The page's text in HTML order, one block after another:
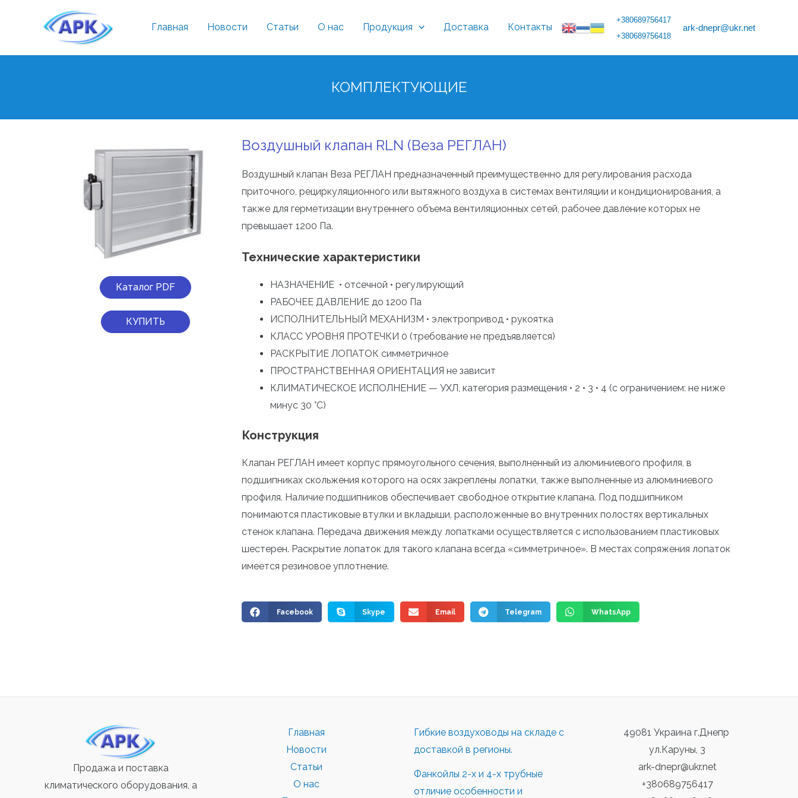
Главная Новости Статьи О нас Продукция Доставка Контакты
+380689756417
+380689756418
ark-dnepr@ukr.net
КОМПЛЕКТУЮЩИЕ
Каталог PDF
КУПИТЬ
Воздушный клапан RLN (Веза РЕГЛАН)
Воздушный клапан Веза РЕГЛАН предназначенный преимущественно для регулирования расхода
приточного, рециркуляционного или вытяжного воздуха в системах вентиляции и кондиционирования, а
также для герметизации внутреннего объема вентиляционных сетей, рабочее давление которых не
превышает 1200 Па.
Технические характеристики
НАЗНАЧЕНИЕ • отсечной • регулирующий
РАБОЧЕЕ ДАВЛЕНИЕ до 1200 Па
ИСПОЛНИТЕЛЬНЫЙ МЕХАНИЗМ • электропривод • рукоятка
КЛАСС УРОВНЯ ПРОТЕЧКИ 0 (требование не предъявляется)
РАСКРЫТИЕ ЛОПАТОК симметричное
ПРОСТРАНСТВЕННАЯ ОРИЕНТАЦИЯ не зависит
КЛИМАТИЧЕСКОЕ ИСПОЛНЕНИЕ — УХЛ, категория размещения • 2 • 3 • 4 (с ограничением: не ниже
минус 30 °С)
Конструкция
Клапан РЕГЛАН имеет корпус прямоугольного сечения, выполненный из алюминиевого профиля, в
подшипниках скольжения которого на осях закреплены лопатки, также выполненные из алюминиевого
профиля. Наличие подшипников обеспечивает свободное открытие клапана. Под подшипником
понимаются пластиковые втулки и вкладыши, расположенные во внутренних полостях вертикальных
стенок клапана. Передача движения между лопатками осуществляется с использованием пластиковых
шестерен. Раскрытие лопаток для такого клапана всегда «симметричное». В местах сопряжения лопаток
имеется резиновое уплотнение.
Facebook Skype Email Telegram WhatsApp
Продажа и поставка
климатического оборудования, а
Главная
Новости
Статьи
О нас
Гибкие воздуховоды на складе с
доставкой в регионы.
Фанкойлы 2-х и 4-х трубные
отличие особенности и
49081 Украина г.Днепр
ул.Каруны, 3
ark-dnepr@ukr.net
+380689756417